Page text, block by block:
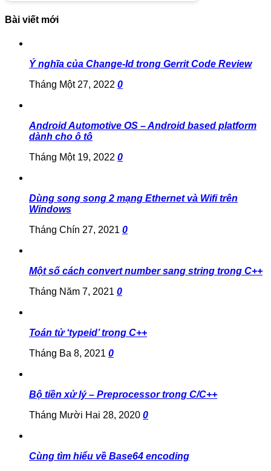
Bài viết mới
Ý nghĩa của Change-Id trong Gerrit Code Review
Tháng Một 27, 2022 0
Android Automotive OS – Android based platform
dành cho ô tô
Tháng Một 19, 2022 0
Dùng song song 2 mạng Ethernet và Wifi trên
Windows
Tháng Chín 27, 2021 0
Một số cách convert number sang string trong C++
Tháng Năm 7, 2021 0
Toán tử ‘typeid’ trong C++
Tháng Ba 8, 2021 0
Bộ tiền xử lý – Preprocessor trong C/C++
Tháng Mười Hai 28, 2020 0
Cùng tìm hiểu về Base64 encoding